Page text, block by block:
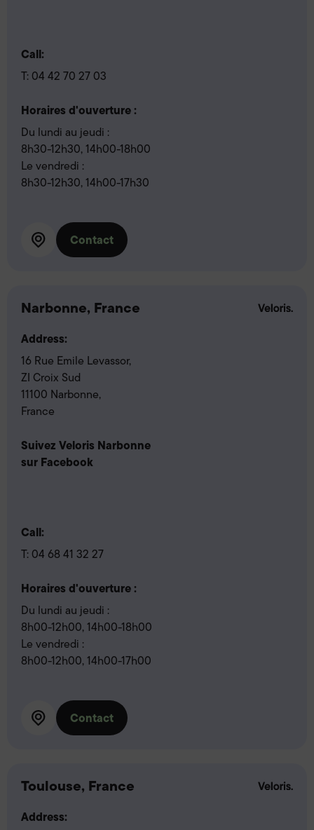
Call:
T: 04 42 70 27 03
Horaires d'ouverture :
Du lundi au jeudi :
8h30-12h30, 14h00-18h00
Le vendredi :
8h30-12h30, 14h00-17h30
Contact
Narbonne, France
Address:
16 Rue Emile Levassor,
ZI Croix Sud
11100 Narbonne,
France
Suivez Veloris Narbonne
sur Facebook
Call:
T: 04 68 41 32 27
Horaires d'ouverture :
Du lundi au jeudi :
8h00-12h00, 14h00-18h00
Le vendredi :
8h00-12h00, 14h00-17h00
Contact
Toulouse, France
Address: